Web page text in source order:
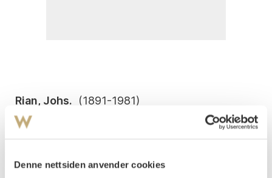
Denne nettsiden anvender cookies
Rian, Johs. (1891-1981)
Skjærgård med seilbåt 1944
Signert og datert nede t.v.: J Rian 1944